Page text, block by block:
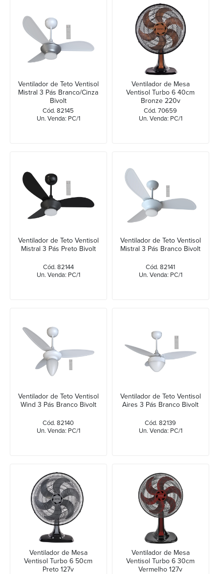
Ventilador de Teto Ventisol
Mistral 3 Pás Branco/Cinza
Bivolt
Cód. 82145
Un. Venda: PC/1
Ventilador de Mesa
Ventisol Turbo 6 40cm
Bronze 220v
Cód. 70659
Un. Venda: PC/1
Ventilador de Teto Ventisol
Mistral 3 Pás Preto Bivolt
Cód. 82144
Un. Venda: PC/1
Ventilador de Teto Ventisol
Mistral 3 Pás Branco Bivolt
Cód. 82141
Un. Venda: PC/1
Ventilador de Teto Ventisol
Wind 3 Pás Branco Bivolt
Cód. 82140
Un. Venda: PC/1
Ventilador de Teto Ventisol
Aires 3 Pás Branco Bivolt
Cód. 82139
Un. Venda: PC/1
Ventilador de Mesa
Ventisol Turbo 6 50cm
Preto 127v
Ventilador de Mesa
Ventisol Turbo 6 30cm
Vermelho 127v